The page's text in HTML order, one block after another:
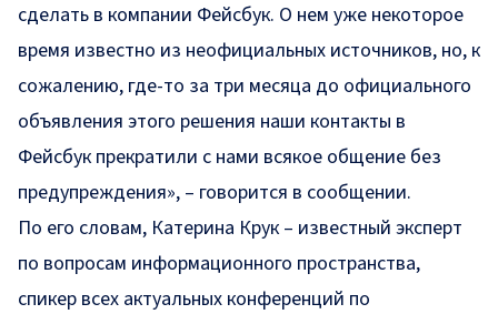
сделать в компании Фейсбук. О нем уже некоторое
время известно из неофициальных источников, но, к
сожалению, где-то за три месяца до официального
объявления этого решения наши контакты в
Фейсбук прекратили с нами всякое общение без
предупреждения», – говорится в сообщении.
По его словам, Катерина Крук – известный эксперт
по вопросам информационного пространства,
спикер всех актуальных конференций по